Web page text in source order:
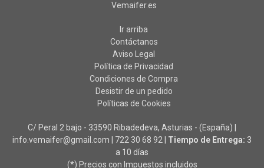
Vemaifer.es
Ir arriba
Contáctanos
Aviso Legal
Política de Privacidad
Condiciones de Compra
Desistir de un pedido
Políticas de Cookies
C/ Peral 2 bajo - 33590 Ribadedeva, Asturias - (España) |
info.vemaifer@gmail.com | 722 30 68 92 Tiempo de Entrega: 3
a 10 días
(*) Precios con Impuestos incluidos